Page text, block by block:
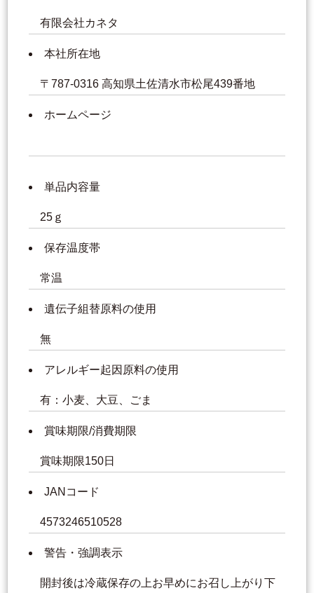
有限会社カネタ
本社所在地
〒787-0316 高知県土佐清水市松尾439番地
ホームページ
単品内容量
25ｇ
保存温度帯
常温
遺伝子組替原料の使用
無
アレルギー起因原料の使用
有：小麦、大豆、ごま
賞味期限/消費期限
賞味期限150日
JANコード
4573246510528
警告・強調表示
開封後は冷蔵保存の上お早めにお召し上がり下